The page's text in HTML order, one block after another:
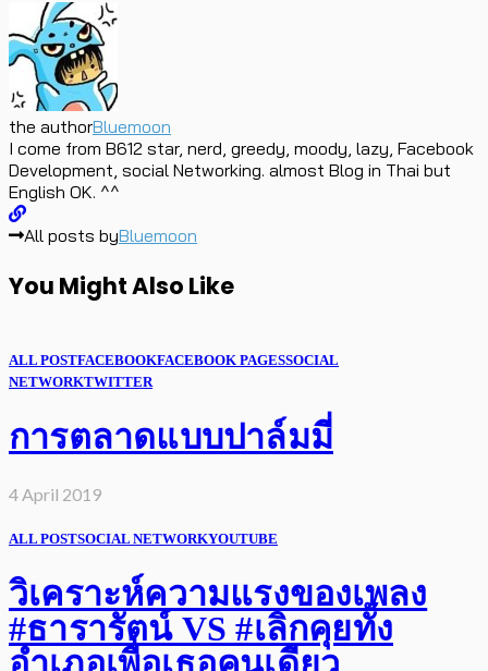
the authorBluemoon
I come from B612 star, nerd, greedy, moody, lazy, Facebook
Development, social Networking. almost Blog in Thai but
English OK. ^^
All posts byBluemoon
You Might Also Like
ALL POSTFACEBOOKFACEBOOK PAGESSOCIAL
NETWORKTWITTER
การตลาดแบบปาล์มมี่
4 April 2019
ALL POSTSOCIAL NETWORKYOUTUBE
วิเคราะห์ความแรงของเพลง
#ธารารัตน์ VS #เลิกคุยทั้ง